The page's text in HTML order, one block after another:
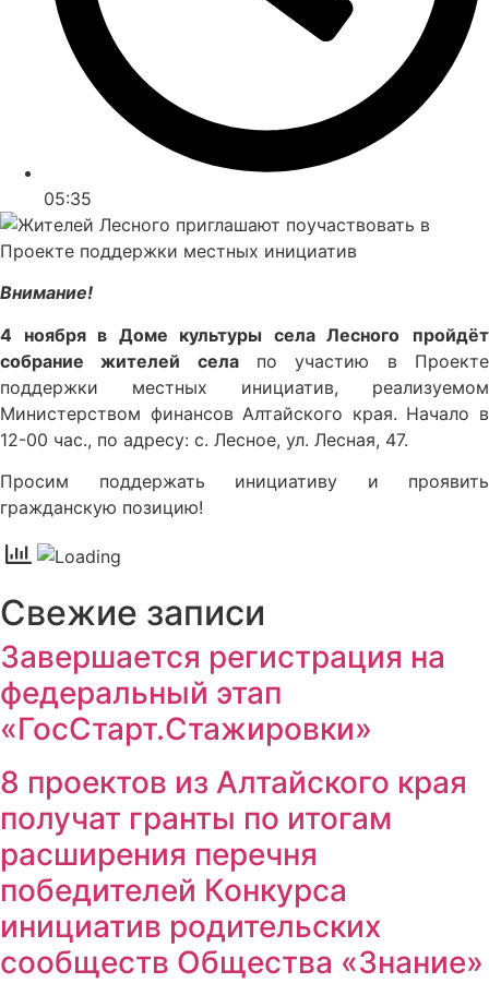
05:35
Внимание!
4 ноября в Доме культуры села Лесного
пройдёт
собрание жителей селапо участию в Проекте
поддержки местных инициатив, реализуемом
Министерством финансов Алтайского края. Начало в
12-00 час., по адресу: с. Лесное, ул. Лесная, 47.
Просим поддержать инициативу и проявить
гражданскую позицию!
Свежие записи
Завершается регистрация на
федеральный этап
«ГосСтарт.Стажировки»
8 проектов из Алтайского края
получат гранты по итогам
расширения перечня
победителей Конкурса
инициатив родительских
сообществ Общества «Знание»